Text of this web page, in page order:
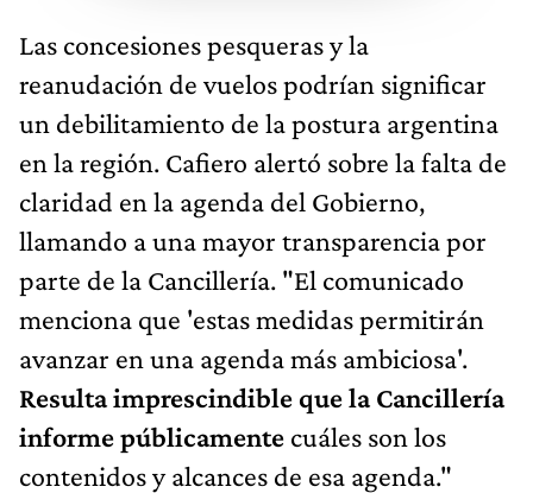
Las concesiones pesqueras y la
reanudación de vuelos podrían significar
un debilitamiento de la postura argentina
en la región. Cafiero alertó sobre la falta de
claridad en la agenda del Gobierno,
llamando a una mayor transparencia por
parte de la Cancillería. "El comunicado
menciona que 'estas medidas permitirán
avanzar en una agenda más ambiciosa'.
Resulta imprescindible que la Cancillería
informe públicamente cuáles son los
contenidos y alcances de esa agenda."